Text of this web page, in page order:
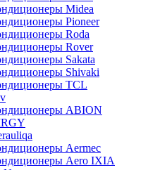
Midea
Pioneer
Roda
Rover
Sakata
Shivaki
TCL
ABION
Aermec
Aero IXIA